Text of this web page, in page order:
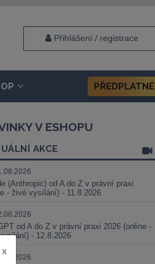
Přihlášení / registrace
PŘEDPLATNÉ
V ESHOPU
AKCE
(Anthropic) od A do Z v právní praxi
- živé vysílání) - 11.8.2026
od A do Z v právní praxi 2026 (online -
- 12.8.2026
x